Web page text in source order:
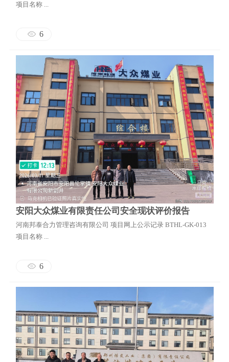
项目名称 ...
6
安阳大众煤业有限责任公司安全现状评价报告
河南邦泰合力管理咨询有限公司 项目网上公示记录 BTHL-GK-013
项目名称 ...
6